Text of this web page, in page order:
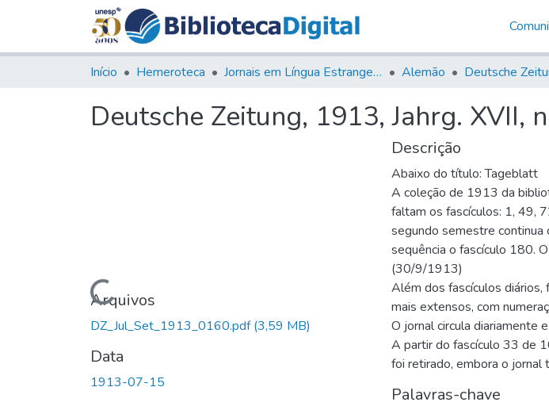
Início Hemeroteca Jornais em Língua Estrangeira Alemão Deutsche
Deutsche Zeitung, 1913, Jahrg. XVII,
Carregando...
Arquivos
DZ_Jul_Set_1913_0160.pdf(3,59 MB)
Data
1913-07-15
Descrição
Abaixo do título: Tageblatt
A coleção de 1913 da
faltam os fascículos: 1, 49,
segundo semestre
sequência o fascículo 180.
(30/9/1913)
Além dos fascículos diários,
mais extensos, com
O jornal circula diariamente
A partir do fascículo 33 de
foi retirado, embora o jornal
Palavras-chave